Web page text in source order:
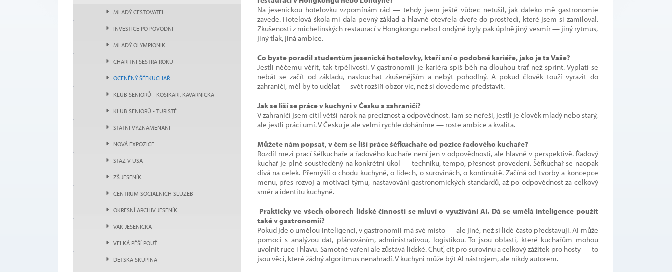
MLADÝ CESTOVATEL
INVESTICE PO POVODNI
MLADÝ OLYMPIONIK
CHARITNÍ SESTRA ROKU
OCENĚNÝ ŠÉFKUCHAŘ
KLUB SENIORŮ - KOŠÍKÁŘI, KAVÁRNIČKA
KLUB SENIORŮ - TURISTÉ
STÁTNÍ VYZNAMENÁNÍ
NOVÁ EXPOZICE
STÁŽ V USA
ZŠ JESENÍK
CENTRUM SOCIÁLNÍCH SLUŽEB
OKRESNÍ ARCHIV JESENÍK
VAK JESENICKA
VELKÁ PĚŠÍ POUŤ
DĚTSKÁ SKUPINA
Na jesenickou hotelovku vzpomínám rád — tehdy jsem ještě vůbec netušil, jak daleko mě gastronomie
zavede. Hotelová škola mi dala pevný základ a hlavně otevřela dveře do prostředí, které jsem si zamiloval.
Zkušenosti z michelinských restaurací v Hongkongu nebo Londýně byly pak úplně jiný vesmír — jiný rytmus,
jiný tlak, jiná ambice.
Co byste poradil studentům jesenické hotelovky, kteří sní o podobné kariéře, jako je ta Vaše?
Jestli něčemu věřit, tak trpělivosti. V gastronomii je kariéra spíš běh na dlouhou trať než sprint. Vyplatí se
nebát se začít od základu, naslouchat zkušenějším a nebýt pohodlný. A pokud člověk touží vyrazit do
zahraničí, měl by to udělat — svět rozšíří obzor víc, než si dovedeme představit.
Jak se liší se práce v kuchyni v Česku a zahraničí?
V zahraničí jsem cítil větší nárok na preciznost a odpovědnost. Tam se neřeší, jestli je člověk mladý nebo starý,
ale jestli práci umí. V Česku je ale velmi rychle doháníme — roste ambice a kvalita.
Můžete nám popsat, v čem se liší práce šéfkuchaře od pozice řadového kuchaře?
Rozdíl mezi prací šéfkuchaře a řadového kuchaře není jen v odpovědnosti, ale hlavně v perspektivě. Řadový
kuchař je plně soustředěný na konkrétní úkol — techniku, tempo, přesnost provedení. Šéfkuchař se naopak
dívá na celek. Přemýšlí o chodu kuchyně, o lidech, o surovinách, o kontinuitě. Začíná od tvorby a koncepce
menu, přes rozvoj a motivaci týmu, nastavování gastronomických standardů, až po odpovědnost za celkový
směr a identitu kuchyně.
Prakticky ve všech oborech lidské činnosti se mluví o využívání AI. Dá se umělá inteligence použít
také v gastronomii?
Pokud jde o umělou inteligenci, v gastronomii má své místo — ale jiné, než si lidé často představují. AI může
pomoci s analýzou dat, plánováním, administrativou, logistikou. To jsou oblasti, které kuchařům mohou
uvolnit ruce i hlavu. Samotné vaření ale zůstává lidské. Chuť, cit pro surovinu a celkový zážitek pro hosty — to
jsou věci, které žádný algoritmus nenahradí. V kuchyni může být AI nástrojem, ale nikdy autorem.